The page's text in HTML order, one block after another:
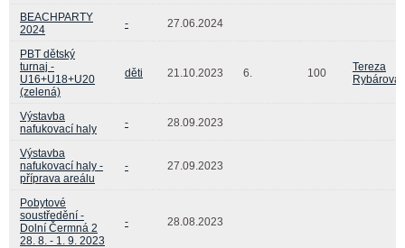
BEACHPARTY
2024
- 27.06.2024
PBT dětský
turnaj -
U16+U18+U20
(zelená)
děti 21.10.2023 6. 100
Tereza
Rybárová
Výstavba
nafukovací haly
- 28.09.2023
Výstavba
nafukovací haly -
příprava areálu
- 27.09.2023
Pobytové
soustředění -
Dolní Čermná 2
28. 8. - 1. 9. 2023
- 28.08.2023